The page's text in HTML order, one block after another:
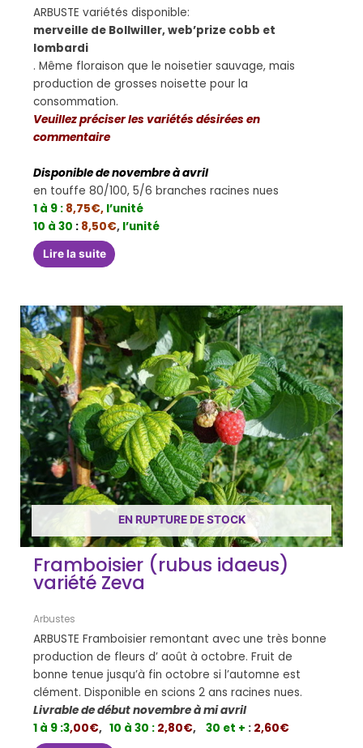
ARBUSTE variétés disponible:
merveille de Bollwiller, web’prize cobb et
lombardi
. Même floraison que le noisetier sauvage, mais
production de grosses noisette pour la
consommation.
Veuillez préciser les variétés désirées en
commentaire
Disponible de novembre à avril
en touffe 80/100, 5/6 branches racines nues
1 à 9 : 8,75€, l’unité
10 à 30 : 8,50€, l’unité
Lire la suite
EN RUPTURE DE STOCK
Framboisier (rubus idaeus)
variété Zeva
Arbustes
ARBUSTE Framboisier remontant avec une très bonne
production de fleurs d’ août à octobre. Fruit de
bonne tenue jusqu’à fin octobre si l’automne est
clément. Disponible en scions 2 ans racines nues.
Livrable de début novembre à mi avril
1 à 9 :3,00€,10 à 30 : 2,80€,30 et + : 2,60€